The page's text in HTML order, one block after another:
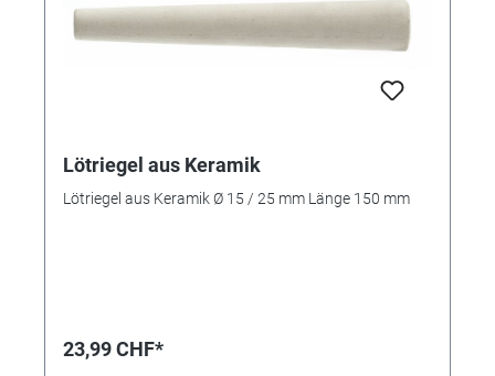
Lötriegel aus Keramik
Lötriegel aus Keramik Ø 15 / 25 mm Länge 150 mm
23,99 CHF*